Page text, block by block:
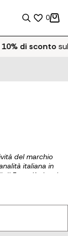
0
di scontosul
del marchio
italiana in
di Franz Kraler si
qualità e da
Il
della Maison:
F.